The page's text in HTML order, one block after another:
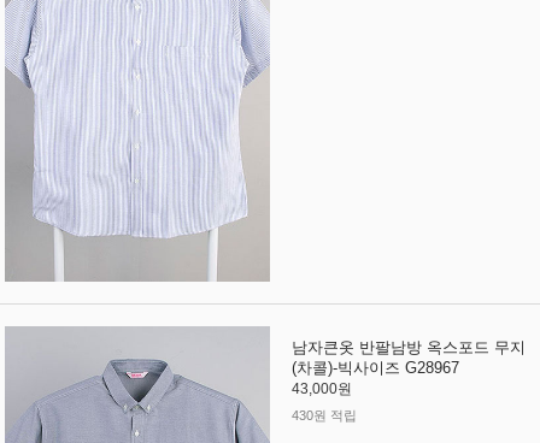
남자큰옷 반팔남방 옥스포드 무지
(차콜)-빅사이즈 G28967
43,000원
430원 적립